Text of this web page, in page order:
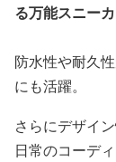
る万能スニー
防水性や耐久
にも活躍。
さらにデザイ
日常のコーデ